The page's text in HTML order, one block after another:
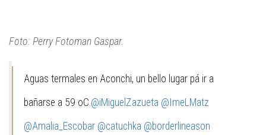
Foto: Perry Fotoman Gaspar.
Aguas termales en Aconchi, un bello lugar pá ir a
bañarse a 59 oC.@iMiguelZazueta @ImeLMatz
@Amalia_Escobar @catuchka @borderlineason